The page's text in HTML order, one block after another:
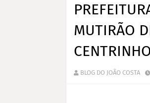
MUTIRÃO
CENTRINHO
BLOG DO JOÃO COSTA